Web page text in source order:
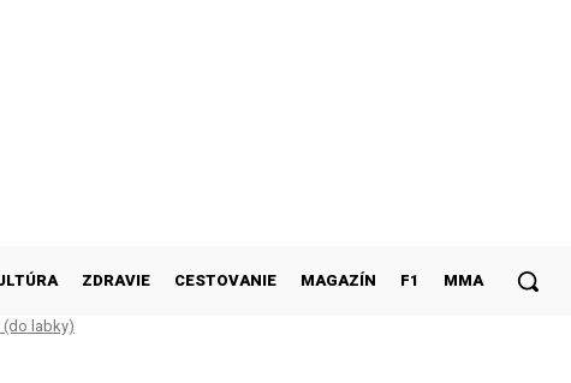
ZDRAVIE CESTOVANIE MAGAZÍN F1 MMA
(do labky)